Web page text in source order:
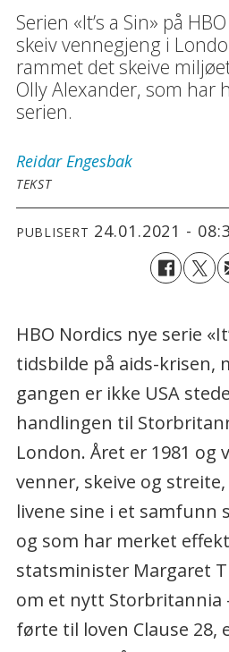
Serien «It’s a Sin» på
skeiv vennegjeng i
rammet det skeive
Olly Alexander, som har
serien.
Reidar Engesbak
TEKST
PUBLISERT 24.01.2021 -
HBO Nordics nye serie
tidsbilde på aids-krisen,
gangen er ikke USA
handlingen til
London. Året er 1981 og
venner, skeive og
livene sine i et samfunn
og som har merket
statsminister Margaret
om et nytt Storbritannia
førte til loven Clause 28,